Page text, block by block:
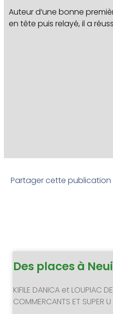
Auteur d’une bonne
en tête puis relayé, il a
Partager cette publication
Des places à
KIFILE DANICA et
COMMERCANTS ET